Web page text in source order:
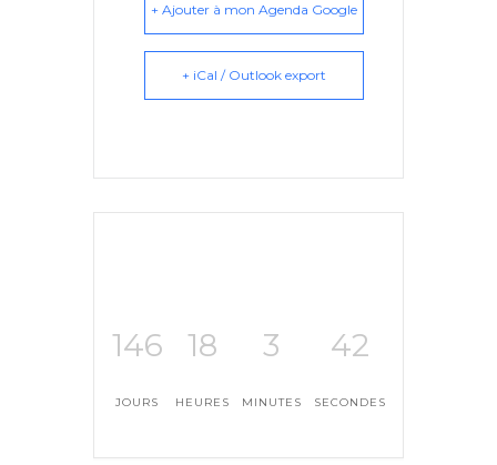
+ Ajouter à mon Agenda Google
+ iCal / Outlook export
146
JOURS
18
HEURES
3
MINUTES
42
SECONDES